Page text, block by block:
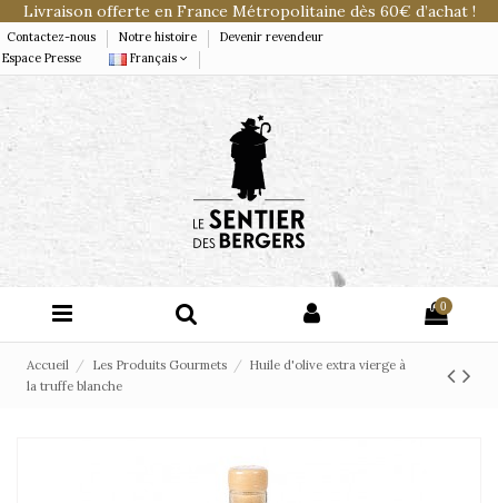
Livraison offerte en France Métropolitaine dès 60€ d’achat !
Contactez-nous Notre histoire
Devenir revendeur
Espace Presse
Français
0
Accueil Les Produits Gourmets
Huile d'olive extra vierge à
la truffe blanche